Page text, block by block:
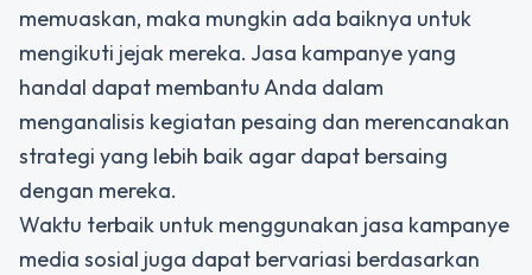
memuaskan, maka mungkin ada baiknya untuk
mengikuti jejak mereka. Jasa kampanye yang
handal dapat membantu Anda dalam
menganalisis kegiatan pesaing dan merencanakan
strategi yang lebih baik agar dapat bersaing
dengan mereka.
Waktu terbaik untuk menggunakan jasa kampanye
media sosial juga dapat bervariasi berdasarkan